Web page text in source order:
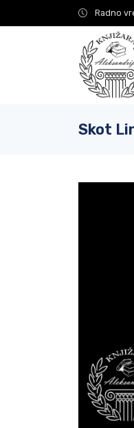
Radno
Skot